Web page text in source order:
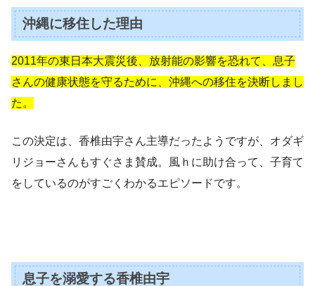
沖縄に移住した理由
2011年の東日本大震災後、放射能の影響を恐れて、息子
さんの健康状態を守るために、沖縄への移住を決断しまし
た。
この決定は、香椎由宇さん主導だったようですが、オダギ
リジョーさんもすぐさま賛成。風ｈに助け合って、子育て
をしているのがすごくわかるエピソードです。
息子を溺愛する香椎由宇